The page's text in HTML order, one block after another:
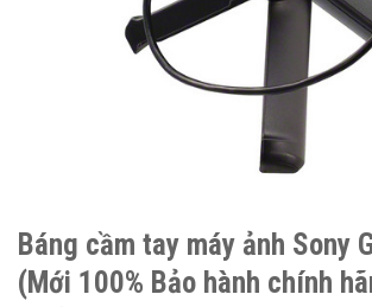
Báng cầm tay máy ảnh Sony
(Mới 100% Bảo hành chính